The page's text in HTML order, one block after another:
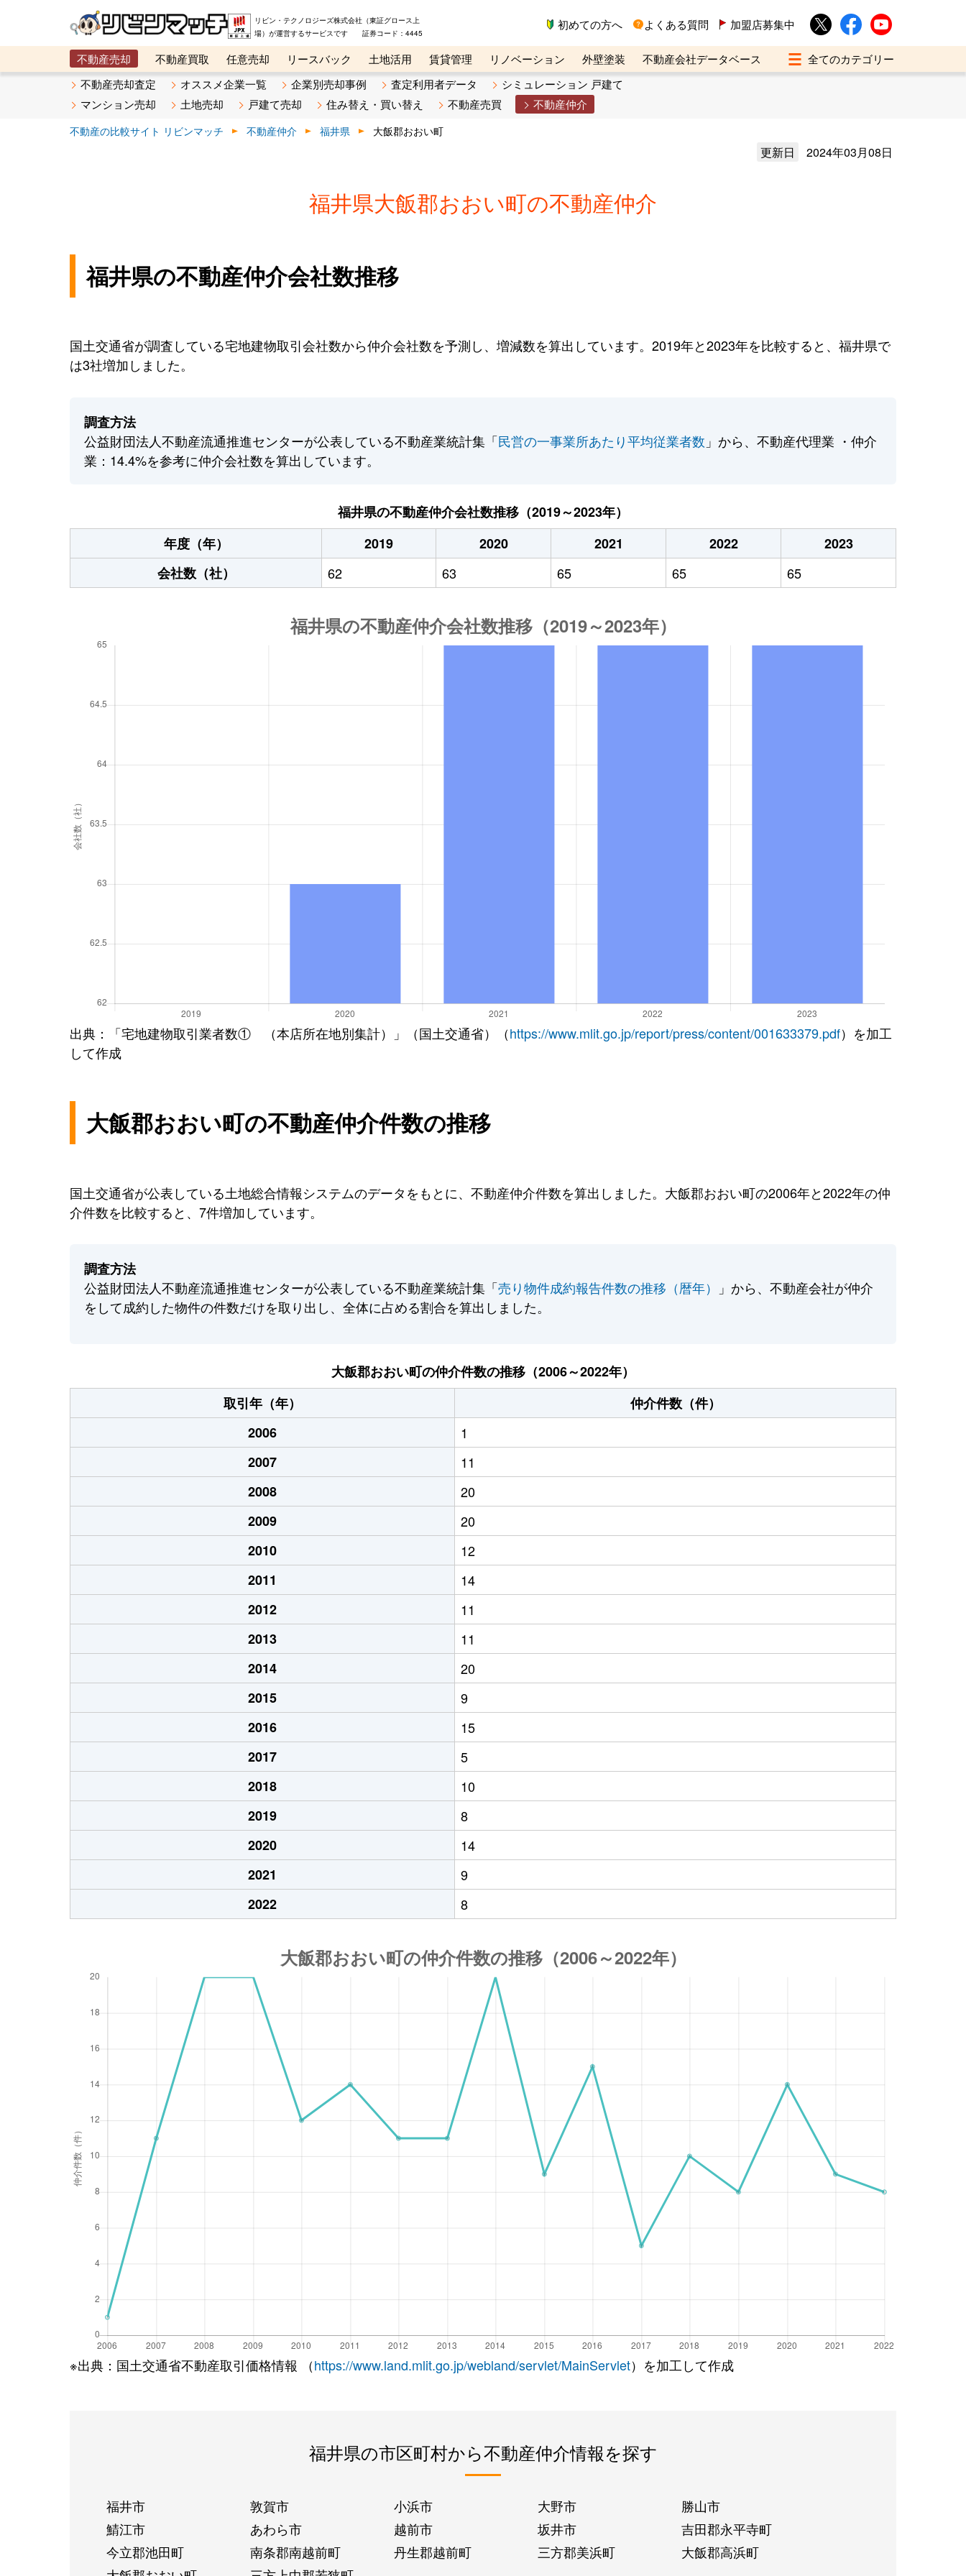
リビン・テクノロジーズ株式会社（東証グロース上
場）が運営するサービスです 証券コード：4445
初めての方へ よくある質問 加盟店募集中
不動産売却 不動産買取 任意売却 リースバック 土地活用 賃貸管理 リノベーション 外壁塗装
不動産会社データベース
メタ住宅展示場
ベスト不動産カンパニー オンライン講座 リビンマガジンBiz 不動産売却ご相談デスク
不動産売却査定 オススメ企業一覧 企業別売却事例 査定利用者データ
シミュレーション 戸建て
マンション売却
土地売却 戸建て売却 住み替え・買い替え 不動産売買 不動産仲介
不動産の比較サイト リビンマッチ 不動産仲介 福井県 大飯郡おおい町
更新日 2024年03月08日
福井県大飯郡おおい町の不動産仲介
福井県の不動産仲介会社数推移
国土交通省が調査している宅地建物取引会社数から仲介会社数を予測し、増減数を算出しています。2019年と2023年を比較すると、福井県で
は3社増加しました。
調査方法
公益財団法人不動産流通推進センターが公表している不動産業統計集「民営の一事業所あたり平均従業者数 」から、不動産代理業 ・仲介
業：14.4%を参考に仲介会社数を算出しています。
福井県の不動産仲介会社数推移（2019～2023年）
年度（年）
2019 2020 2021 2022
2023
会社数（社）
62 63 65 65 65
出典：「宅地建物取引業者数① （本店所在地別集計）」（国土交通省）（https://www.mlit.go.jp/report/press/content/001633379.pdf）を加工
して作成
大飯郡おおい町の不動産仲介件数の推移
国土交通省が公表している土地総合情報システムのデータをもとに、不動産仲介件数を算出しました。大飯郡おおい町の2006年と2022年の仲
介件数を比較すると、7件増加しています。
調査方法
公益財団法人不動産流通推進センターが公表している不動産業統計集「売り物件成約報告件数の推移（暦年）
」から、不動産会社が仲介
をして成約した物件の件数だけを取り出し、全体に占める割合を算出しました。
大飯郡おおい町の仲介件数の推移（2006～2022年）
取引年（年）
仲介件数（件）
2006
1
2007
11
2008
20
2009
20
2010
12
2011
14
2012
11
2013
11
2014
20
2015
9
2016
15
2017
5
2018
10
2019
8
2020
14
2021
9
2022
8
※出典：国土交通省不動産取引価格情報 （https://www.land.mlit.go.jp/webland/servlet/MainServlet）を加工して作成
福井県の市区町村から不動産仲介情報を探す
福井市 敦賀市 小浜市 大野市
勝山市
鯖江市
あわら市 越前市 坂井市
吉田郡永平寺町
今立郡池田町
南条郡南越前町 丹生郡越前町 三方郡美浜町
大飯郡高浜町